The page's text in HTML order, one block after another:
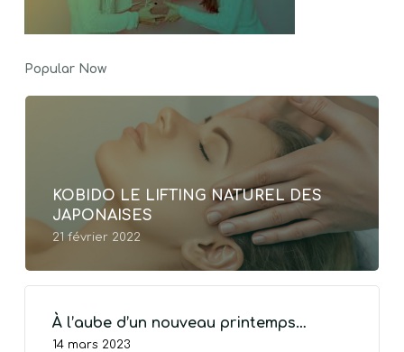
Popular Now
KOBIDO LE LIFTING NATUREL DES
JAPONAISES
21 février 2022
À l’aube d’un nouveau printemps…
14 mars 2023